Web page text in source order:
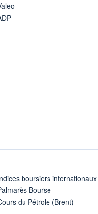
boursiers internationaux
Bourse
du Pétrole (Brent)